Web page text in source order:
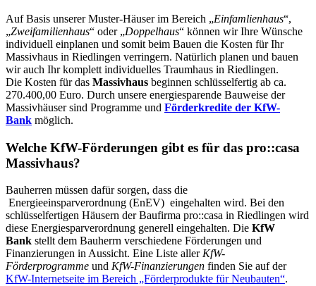
Auf Basis unserer Muster-Häuser im Bereich „Einfamlienhaus“,
„Zweifamilienhaus“ oder „Doppelhaus“ können wir Ihre Wünsche
individuell einplanen und somit beim Bauen die Kosten für Ihr
Massivhaus in Riedlingen verringern. Natürlich planen und bauen
wir auch Ihr komplett individuelles Traumhaus in Riedlingen.
Die Kosten für das Massivhaus beginnen schlüsselfertig ab ca.
270.400,00 Euro. Durch unsere energiesparende Bauweise der
Massivhäuser sind Programme und Förderkredite der KfW-
Bank möglich.
Welche KfW-Förderungen gibt es für das pro::casa
Massivhaus?
Bauherren müssen dafür sorgen, dass die
Energieeinsparverordnung (EnEV) eingehalten wird. Bei den
schlüsselfertigen Häusern der Baufirma pro::casa in Riedlingen wird
diese Energiesparverordnung generell eingehalten. Die KfW
Bank stellt dem Bauherrn verschiedene Förderungen und
Finanzierungen in Aussicht. Eine Liste allerKfW-
Förderprogramme und KfW-Finanzierungen finden Sie auf der
KfW-Internetseite im Bereich „Förderprodukte für Neubauten“.